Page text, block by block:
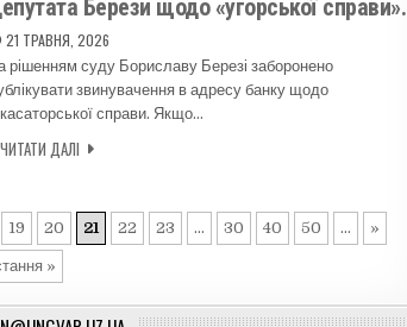
Берези щодо «угорської справи».
21 ТРАВНЯ, 2026
рішенням суду Бориславу Березі заборонено
звинувачення в адресу банку щодо
справи. Якщо…
ЧИТАТИ ДАЛІ
19 20 21 22 23 ... 30 40 50 ... »
»